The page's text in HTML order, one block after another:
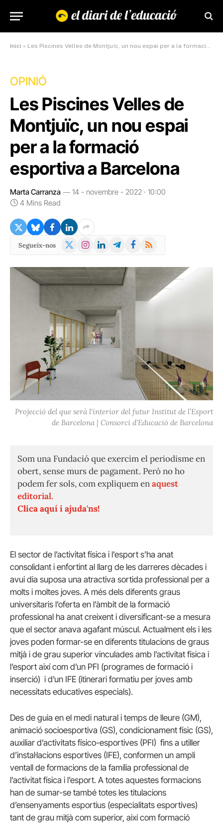
Inici » Les Piscines Velles de Montjuïc, un nou espai per a la formació esportiva a Barcelona
OPINIÓ
Les Piscines Velles de
Montjuïc, un nou espai
per a la formació
esportiva a Barcelona
Marta Carranza
14 - novembre - 2022 · 10:00
4 Mins Read
Segueix-nos
X
Instagram
LinkedInTelegramFacebook
RSS
Projecció del que serà l'interior del futur Institut de l’Esport
de Barcelona | Consorci d'Educació de Barcelona
Som una Fundació que exercim el periodisme en
obert, sense murs de pagament. Però no ho
podem fer sols, com expliquem enaquest
editorial.
Clica aquí i ajuda'ns!
El sector de l’activitat física i l’esport s’ha anat
consolidant i enfortint al llarg de les darreres dècades i
avui dia suposa una atractiva sortida professional per a
molts i moltes joves. A més dels diferents graus
universitaris l’oferta en l’àmbit de la formació
professional ha anat creixent i diversificant-se a mesura
que el sector anava agafant múscul. Actualment els i les
joves poden formar-se en diferents titulacions de graus
mitjà i de grau superior vinculades amb l’activitat física i
l’esport així com d’un PFI (programes de formació i
inserció) i d’un IFE (itinerari formatiu per joves amb
necessitats educatives especials).
Des de guia en el medi natural i temps de lleure (GM),
animació socioesportiva (GS), condicionament físic (GS),
auxiliar d’activitats físico-esportives (PFI) fins a utiller
d’instal·lacions esportives (IFE), conformen un ampli
ventall de formacions de la família professional de
l’activitat física i l’esport. A totes aquestes formacions
han de sumar-se també totes les titulacions
d’ensenyaments esportius (especialitats esportives)
tant de grau mitjà com superior, així com formació